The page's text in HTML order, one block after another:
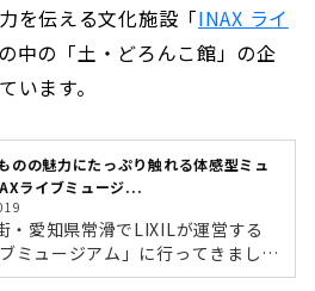
を伝える文化施設「INAX ライ
中の「土・どろんこ館」の企
います。
のの魅力にたっぷり触れる体感型ミュ
ライブミュージ...
・愛知県常滑でLIXILが運営する
ブミュージアム」に行ってきまし
イルややきもの文化に触れること